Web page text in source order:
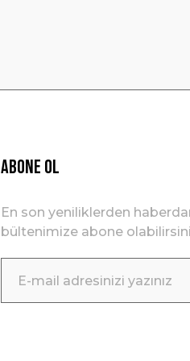
ABONE OL
En son yeniliklerden
bültenimize abone